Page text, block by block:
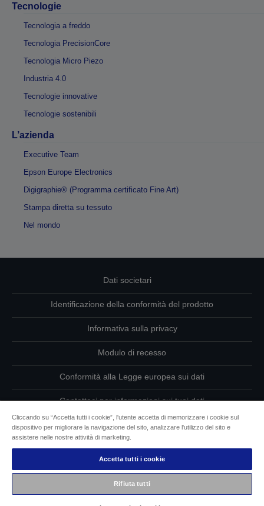
Tecnologie
Tecnologia a freddo
Tecnologia PrecisionCore
Tecnologia Micro Piezo
Industria 4.0
Tecnologie innovative
Tecnologie sostenibili
L’azienda
Executive Team
Epson Europe Electronics
Digigraphie® (Programma certificato Fine Art)
Stampa diretta su tessuto
Nel mondo
Dati societari
Identificazione della conformità del prodotto
Informativa sulla privacy
Modulo di recesso
Conformità alla Legge europea sui dati
Contattaci per informazioni sui tuoi dati
Informazioni sui cookie
L’impegno di Epson per l’accessibilità
Copyright © 2026 Seiko Epson
Epson Italia S.p.A. | P.IVA IT07511580156
Cliccando su “Accetta tutti i cookie”, l'utente accetta di memorizzare i cookie sul
dispositivo per migliorare la navigazione del sito, analizzare l'utilizzo del sito e
assistere nelle nostre attività di marketing.
Accetta tutti i cookie
Rifiuta tutti